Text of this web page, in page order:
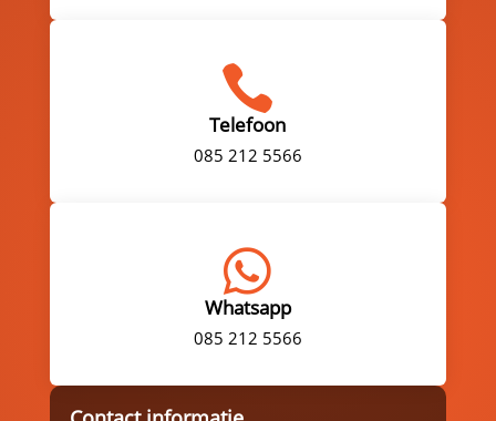

Telefoon
085 212 5566

Whatsapp
085 212 5566